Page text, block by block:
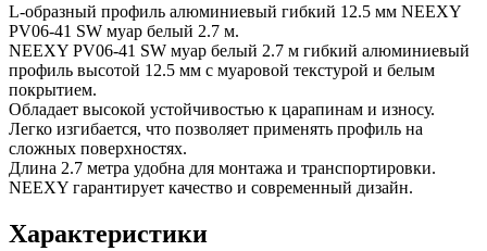
L-образный профиль алюминиевый гибкий 12.5 мм NEEXY
PV06-41 SW муар белый 2.7 м.
NEEXY PV06-41 SW муар белый 2.7 м гибкий алюминиевый
профиль высотой 12.5 мм с муаровой текстурой и белым
покрытием.
Обладает высокой устойчивостью к царапинам и износу.
Легко изгибается, что позволяет применять профиль на
сложных поверхностях.
Длина 2.7 метра удобна для монтажа и транспортировки.
NEEXY гарантирует качество и современный дизайн.
Характеристики